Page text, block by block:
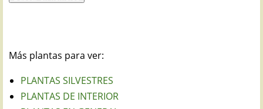
Más plantas para ver:
PLANTAS SILVESTRES
PLANTAS DE INTERIOR